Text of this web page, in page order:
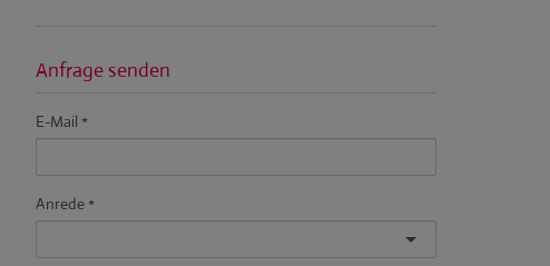
Anfrage senden
E-Mail
Anrede